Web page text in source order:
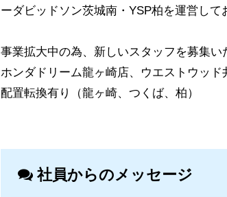
ーダビッドソン茨城南・YSP柏を運
事業拡大中の為、新しいスタッフを募集い
ホンダドリーム龍ヶ崎店、ウエストウッ
配置転換有り（龍ヶ崎、つくば、柏）
社員からのメッセージ